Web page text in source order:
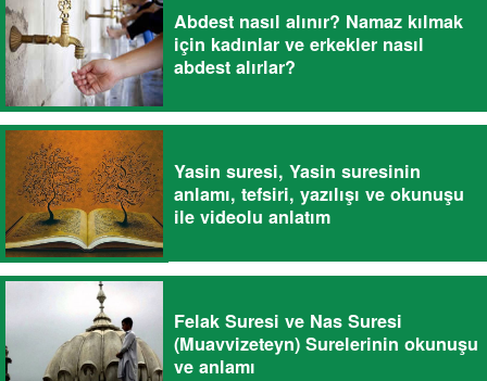
Abdest nasıl alınır? Namaz kılmak
için kadınlar ve erkekler nasıl
abdest alırlar?
Yasin suresi, Yasin suresinin
anlamı, tefsiri, yazılışı ve okunuşu
ile videolu anlatım
Felak Suresi ve Nas Suresi
(Muavvizeteyn) Surelerinin okunuşu
ve anlamı